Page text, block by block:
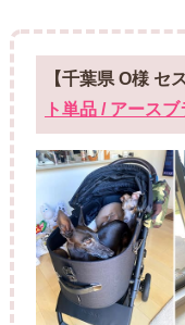
【千葉県 O様 セ
ト単品 / アースブ